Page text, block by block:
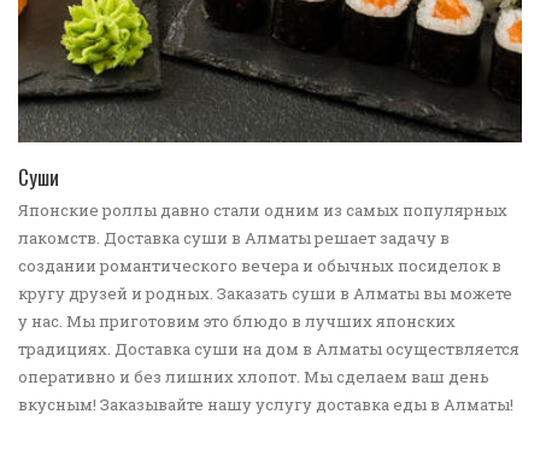
Суши
Японские роллы давно стали одним из самых популярных
лакомств. Доставка суши в Алматы решает задачу в
создании романтического вечера и обычных посиделок в
кругу друзей и родных. Заказать суши в Алматы вы можете
у нас. Мы приготовим это блюдо в лучших японских
традициях. Доставка суши на дом в Алматы осуществляется
оперативно и без лишних хлопот. Мы сделаем ваш день
вкусным! Заказывайте нашу услугу доставка еды в Алматы!